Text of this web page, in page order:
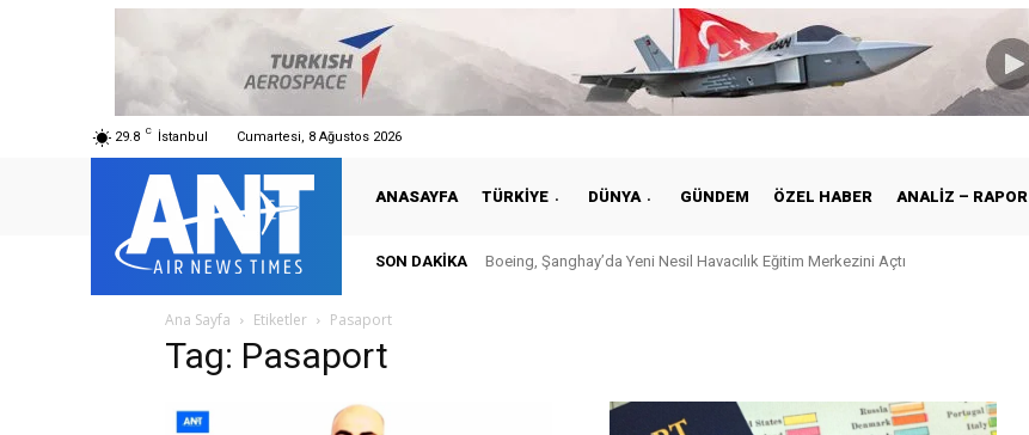
29.8 C İstanbul Cumartesi, 8 Ağustos 2026
ANASAYFA TÜRKIYE DÜNYA GÜNDEM ÖZEL HABER ANALIZ – RAPOR
SON DAKIKA Boeing, Şanghay’da Yeni Nesil Havacılık Eğitim Merkezini Açtı
Ana Sayfa Etiketler Pasaport
Tag: Pasaport